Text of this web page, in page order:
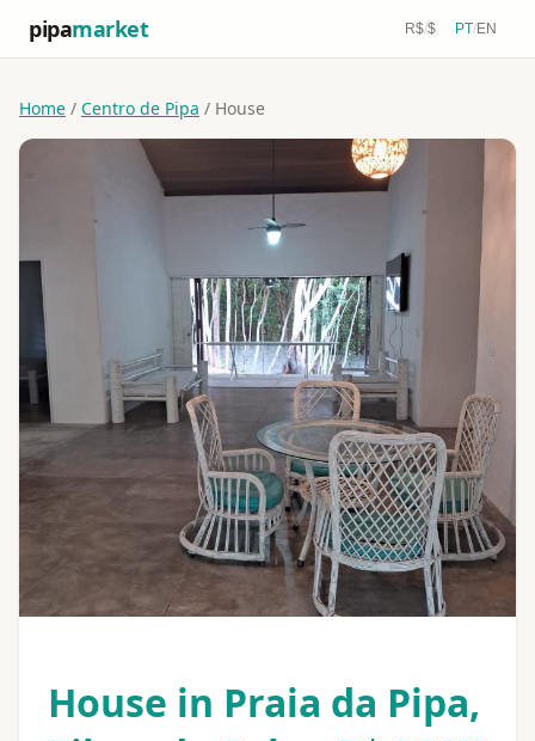
pipamarket R$/$ PT/EN
Home / Centro de Pipa / House
House in Praia da Pipa,